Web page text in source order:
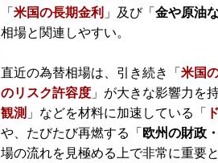
「 米国の長期金利 」及び「 金や原油
相場と関連しやすい。
直近の為替相場は、引き続き「 米国
のリスク許容度 」が大きな影響力を
観測 」などを材料に加速している「
や、たびたび再燃する「 欧州の財政
場の流れを見極める上で非常に重要と